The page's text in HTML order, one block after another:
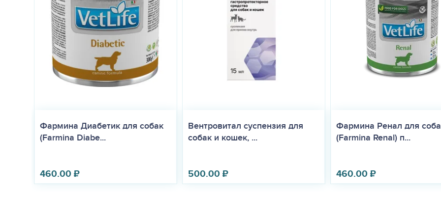
Фармина Диабетик для собак
(Farmina Diabe...
460.00₽
Вентровитал суспензия для
собак и кошек, ...
500.00₽
Фармина Ренал для
(Farmina Renal) п...
460.00₽